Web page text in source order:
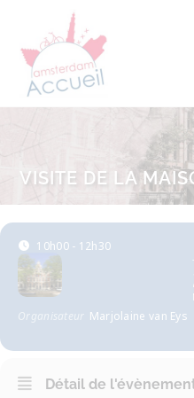
VISITE DE LA
10h00 - 12h30
Organisateur Marjolaine van Eys
Détail de